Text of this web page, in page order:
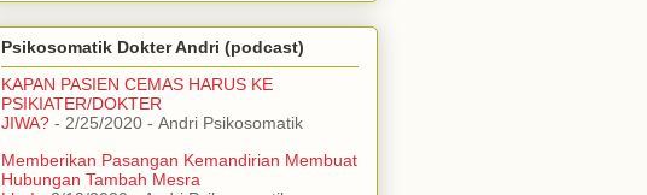
Psikosomatik Dokter Andri (podcast)
KAPAN PASIEN CEMAS HARUS KE
PSIKIATER/DOKTER
JIWA? - 2/25/2020 - Andri Psikosomatik
Memberikan Pasangan Kemandirian Membuat
Hubungan Tambah Mesra